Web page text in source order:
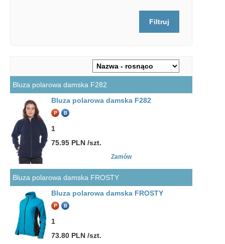
Bluza polarowa damska F282
Bluza polarowa damska F282
1
75.95 PLN /szt.
Zamów
Bluza polarowa damska FROSTY
Bluza polarowa damska FROSTY
1
73.80 PLN /szt.